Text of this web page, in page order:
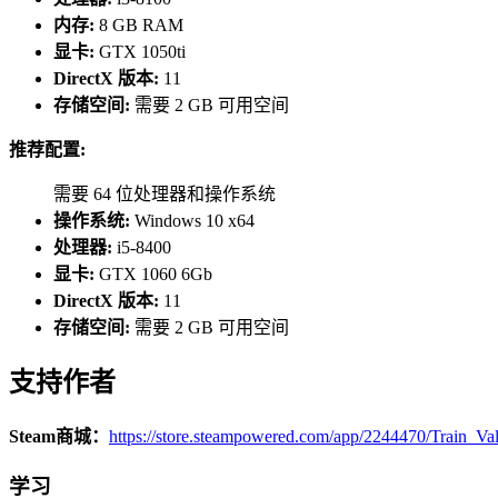
内存: 8 GB RAM
显卡: GTX 1050ti
DirectX 版本: 11
存储空间: 需要 2 GB 可用空间
推荐配置:
需要 64 位处理器和操作系统
操作系统: Windows 10 x64
处理器: i5-8400
显卡: GTX 1060 6Gb
DirectX 版本: 11
存储空间: 需要 2 GB 可用空间
支持作者
Steam商城： https://store.steampowered.com/app/2244470/
学习